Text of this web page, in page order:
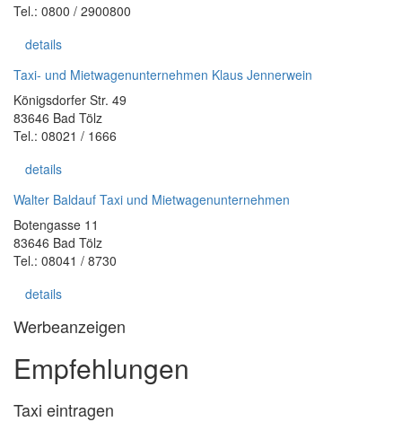
Tel.: 0800 / 2900800
details
Taxi- und Mietwagenunternehmen Klaus Jennerwein
Königsdorfer Str. 49
83646 Bad Tölz
Tel.: 08021 / 1666
details
Walter Baldauf Taxi und Mietwagenunternehmen
Botengasse 11
83646 Bad Tölz
Tel.: 08041 / 8730
details
Werbeanzeigen
Empfehlungen
Taxi eintragen